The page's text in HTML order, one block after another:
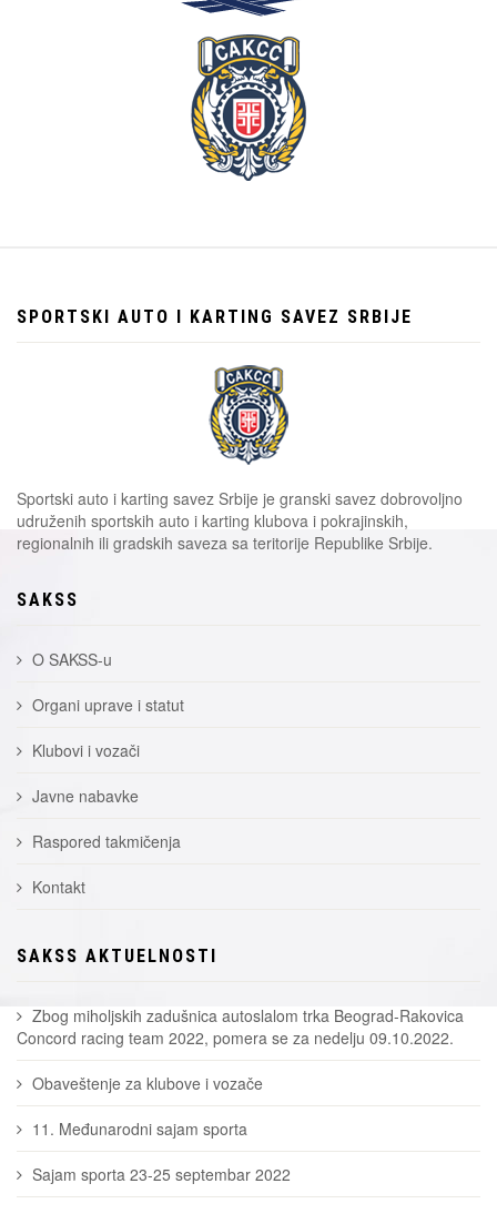
SPORTSKI AUTO I KARTING SAVEZ SRBIJE
Sportski auto i karting savez Srbije je granski savez dobrovoljno
udruženih sportskih auto i karting klubova i pokrajinskih,
regionalnih ili gradskih saveza sa teritorije Republike Srbije.
SAKSS
O SAKSS-u
Organi uprave i statut
Klubovi i vozači
Javne nabavke
Raspored takmičenja
Kontakt
SAKSS AKTUELNOSTI
Zbog miholjskih zadušnica autoslalom trka Beograd-Rakovica
Concord racing team 2022, pomera se za nedelju 09.10.2022.
Obaveštenje za klubove i vozače
11. Međunarodni sajam sporta
Sajam sporta 23-25 septembar 2022